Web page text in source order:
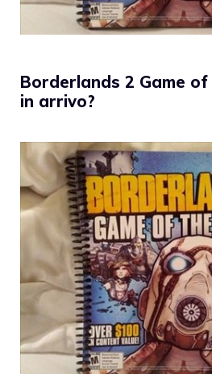
Borderlands 2 Game
in arrivo?